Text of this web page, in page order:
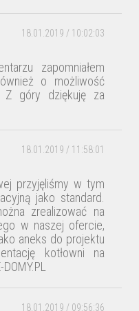
18.01.2019 / 10:02:03
zapomniałem
o możliwość
Z góry dziękuję za
18.01.2019 / 11:58:01
przyjęliśmy w tym
jako standard.
zrealizować na
w naszej ofercie,
aneks do projektu
kotłowni na
18.01.2019 / 09:56:36